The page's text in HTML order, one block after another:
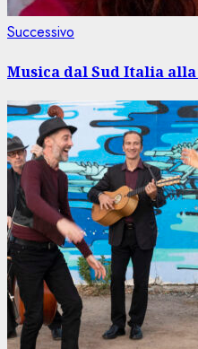
Successivo
Musica dal Sud Italia